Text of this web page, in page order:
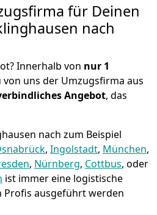
für Deinen
nach
Innerhalb von nur 1
uns der Umzugsfirma aus
Angebot, das
nach zum Beispiel
, Ingolstadt, München,
, Nürnberg, Cottbus, oder
ist immer eine logistische
Profis ausgeführt werden